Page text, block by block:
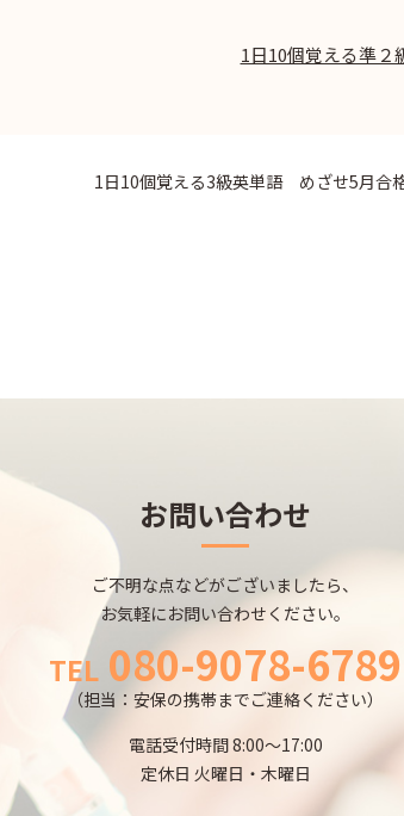
1日10個覚える準２
1日10個覚える3級英単語 めざせ5月合
お問い合わせ
ご不明な点などがございましたら、
お気軽にお問い合わせください。
TEL 080-9078-6789
（担当：安保の携帯までご連絡ください）
電話受付時間 8:00～17:00
定休日 火曜日・木曜日